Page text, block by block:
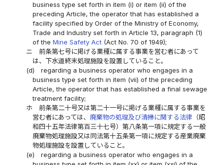
business type set forth in item (i) or item (ii) of the
preceding Article, the operator that has established a
facility specified by Order of the Ministry of Economy,
Trade and Industry set forth in Article 13, paragraph (1)
of the Mine Safety Act(Act No. 70 of 1949);
ニ
前条第七号に掲げる業種に属する事業を営む者にあって
は、下水道終末処理施設を設置していること。
(d)
regarding a business operator who engages in a
business type set forth in item (vii) of the preceding
Article, the operator that has established a final sewage
treatment facility;
ホ
前条第二十号又は第二十一号に掲げる業種に属する事業を
営む者にあっては、 廃棄物の処理及び清掃に関する法律 （昭
和四十五年法律第百三十七号）第八条第一項に規定する一般
廃棄物処理施設又は同法第十五条第一項に規定する産業廃棄
物処理施設を設置していること。
(e)
regarding a business operator who engages in a